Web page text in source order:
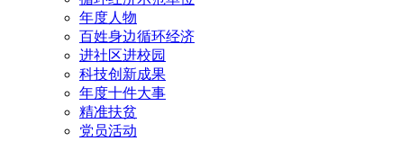
年度人物
百姓身边循环经济
进社区进校园
科技创新成果
年度十件大事
精准扶贫
党员活动